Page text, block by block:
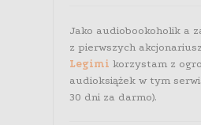
Jako audiobookoholik a
z pierwszych
Legimi korzystam z
audioksiążek w tym
30 dni za darmo).